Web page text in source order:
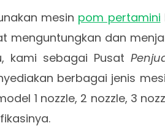
mesin pom pertamini
dan
kami sebagai Pusat
berbagai jenis
1 nozzle, 2 nozzle, 3